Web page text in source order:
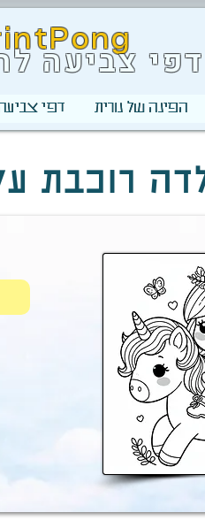
דפי צביעה
הפינה של נורית דפי צביעה
רוכבת